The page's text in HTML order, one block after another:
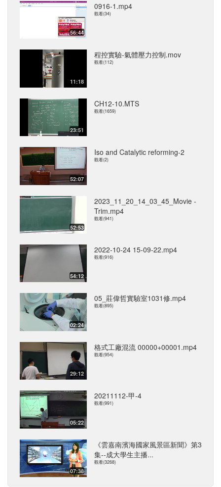
56:44
0916-1.mp4
觀看(34)
11:18
程控實驗-氣體壓力控制.mov
觀看(112)
23:51
CH12-10.MTS
觀看(1659)
52:07
Iso and Catalytic reforming-2
觀看(2)
52:53
2023_11_20_14_03_45_Movie -
Trim.mp4
觀看(941)
54:12
2022-10-24 15-09-22.mp4
觀看(916)
02:24
05_莊偉哲實驗室1031修.mp4
觀看(895)
29:12
格式工廠混流 00000+00001.mp4
觀看(954)
05:22
20211112-甲-4
觀看(991)
07:38
《雲嘉南濱海國家風景區新聞》第3
集--成大學生主播...
觀看(3268)